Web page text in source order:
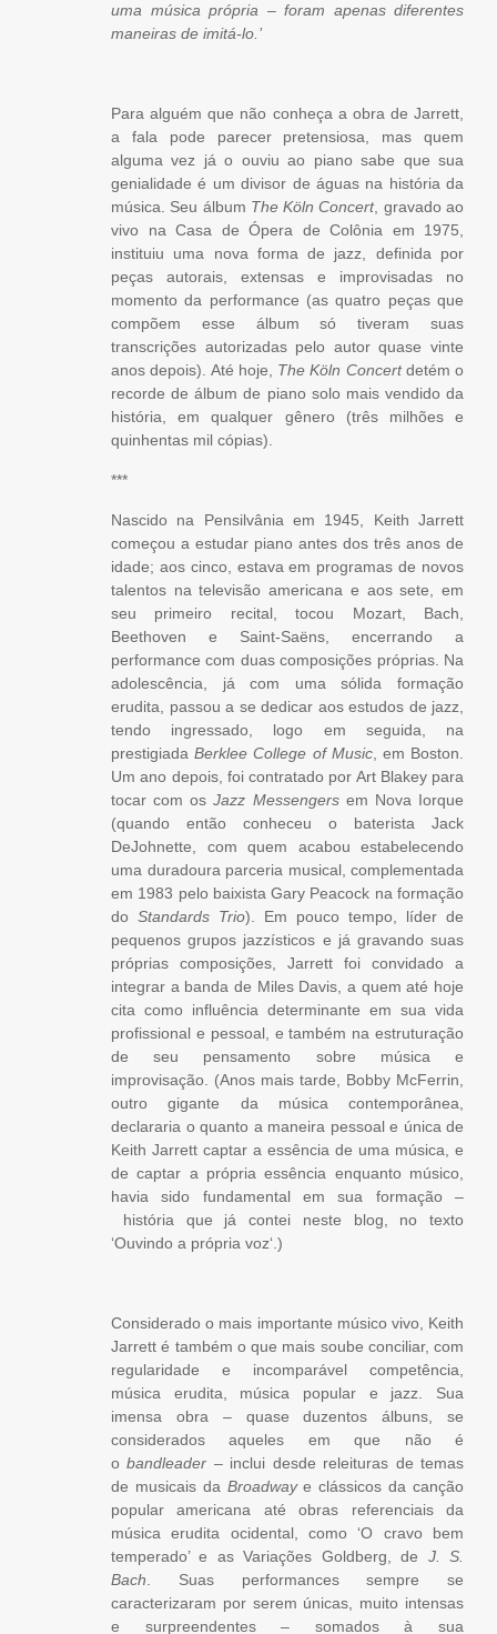
uma música própria – foram apenas diferentes
maneiras de imitá-lo.’
Para alguém que não conheça a obra de Jarrett,
a fala pode parecer pretensiosa, mas quem
alguma vez já o ouviu ao piano sabe que sua
genialidade é um divisor de águas na história da
música. Seu álbum The Köln Concert, gravado ao
vivo na Casa de Ópera de Colônia em 1975,
instituiu uma nova forma de jazz, definida por
peças autorais, extensas e improvisadas no
momento da performance (as quatro peças que
compõem esse álbum só tiveram suas
transcrições autorizadas pelo autor quase vinte
anos depois). Até hoje, The Köln Concertdetém o
recorde de álbum de piano solo mais vendido da
história, em qualquer gênero (três milhões e
quinhentas mil cópias).
***
Nascido na Pensilvânia em 1945, Keith Jarrett
começou a estudar piano antes dos três anos de
idade; aos cinco, estava em programas de novos
talentos na televisão americana e aos sete, em
seu primeiro recital, tocou Mozart, Bach,
Beethoven e Saint-Saëns, encerrando a
performance com duas composições próprias. Na
adolescência, já com uma sólida formação
erudita, passou a se dedicar aos estudos de jazz,
tendo ingressado, logo em seguida, na
prestigiadaBerklee College of Music, em Boston.
Um ano depois, foi contratado por Art Blakey para
tocar com osJazz Messengers em Nova Iorque
(quando então conheceu o baterista Jack
DeJohnette, com quem acabou estabelecendo
uma duradoura parceria musical, complementada
em 1983 pelo baixista Gary Peacock na formação
do Standards Trio). Em pouco tempo, líder de
pequenos grupos jazzísticos e já gravando suas
próprias composições, Jarrett foi convidado a
integrar a banda de Miles Davis, a quem até hoje
cita como influência determinante em sua vida
profissional e pessoal, e também na estruturação
de seu pensamento sobre música e
improvisação. (Anos mais tarde, Bobby McFerrin,
outro gigante da música contemporânea,
declararia o quanto a maneira pessoal e única de
Keith Jarrett captar a essência de uma música, e
de captar a própria essência enquanto músico,
havia sido fundamental em sua formação –
história que já contei neste blog, no texto
‘Ouvindo a própria voz‘.)
Considerado o mais importante músico vivo, Keith
Jarrett é também o que mais soube conciliar, com
regularidade e incomparável competência,
música erudita, música popular e jazz. Sua
imensa obra – quase duzentos álbuns, se
considerados aqueles em que não é
obandleader – inclui desde releituras de temas
de musicais da Broadwaye clássicos da canção
popular americana até obras referenciais da
música erudita ocidental, como ‘O cravo bem
temperado’ e as Variações Goldberg, de J. S.
Bach. Suas performances sempre se
caracterizaram por serem únicas, muito intensas
e surpreendentes – somados à sua